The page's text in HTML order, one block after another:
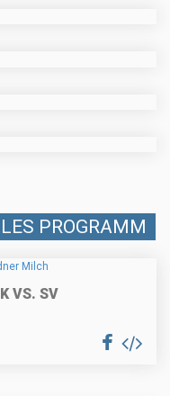
PROGRAMM
VS. SV